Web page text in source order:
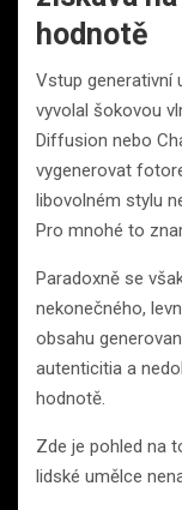
hodnotě
Vstup generativní
vyvolal šokovou
Diffusion nebo
vygenerovat
libovolném stylu
Pro mnohé to
Paradoxně se
nekonečného,
obsahu
autenticitia a
hodnotě.
Zde je pohled na
lidské umělce